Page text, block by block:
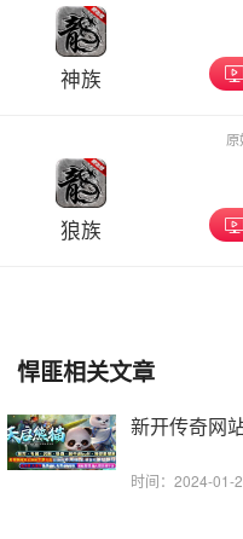
神族
狼族
悍匪相关文章
新开传奇网
时间：2024-01-